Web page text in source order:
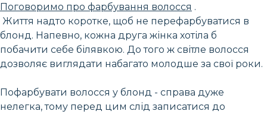
Поговоримо про фарбування волосся .
Життя надто коротке, щоб не перефарбуватися в
блонд. Напевно, кожна друга жінка хотіла б
побачити себе білявкою. До того ж світле волосся
дозволяє виглядати набагато молодше за свої роки.
Пофарбувати волосся у блонд - справа дуже
нелегка, тому перед цим слід записатися до